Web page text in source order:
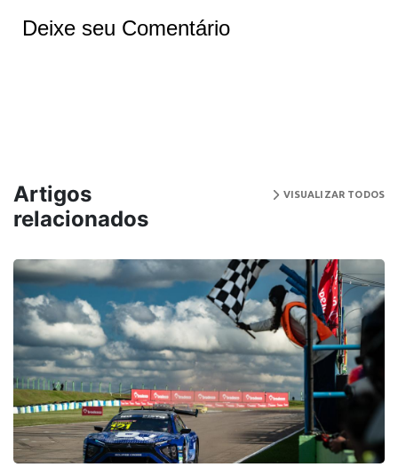
Deixe seu Comentário
Artigos
relacionados
VISUALIZAR TODOS